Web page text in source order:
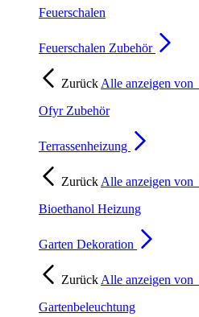
Feuerschalen
Feuerschalen Zubehör
Zurück Alle anzeigen von
Ofyr Zubehör
Terrassenheizung
Zurück Alle anzeigen von
Bioethanol Heizung
Garten Dekoration
Zurück Alle anzeigen von
Gartenbeleuchtung